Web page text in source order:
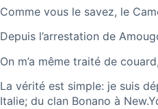
Comme vous le savez, le
Depuis l’arrestation de
On m’a même traité de
La vérité est simple: je suis
Italie; du clan Bonano à